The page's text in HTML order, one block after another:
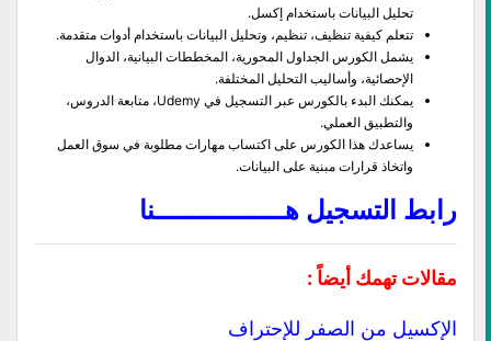
تحليل البيانات باستخدام إكسل.
تتعلم كيفية تنظيف، تنظيم، وتحليل البيانات باستخدام أدوات متقدمة.
يشمل الكورس الجداول المحورية، المخططات البيانية، الدوال
الإحصائية، وأساليب التحليل المختلفة.
يمكنك البدء بالكورس عبر التسجيل في Udemy، متابعة الدروس،
والتطبيق العملي.
يساعدك هذا الكورس على اكتساب مهارات مطلوبة في سوق العمل
واتخاذ قرارات مبنية على البيانات.
رابط التسجيل هـــــــــــــــــنا
مقالات تهمك أيضاً :
الإكسيل من الصفر للإحتراف